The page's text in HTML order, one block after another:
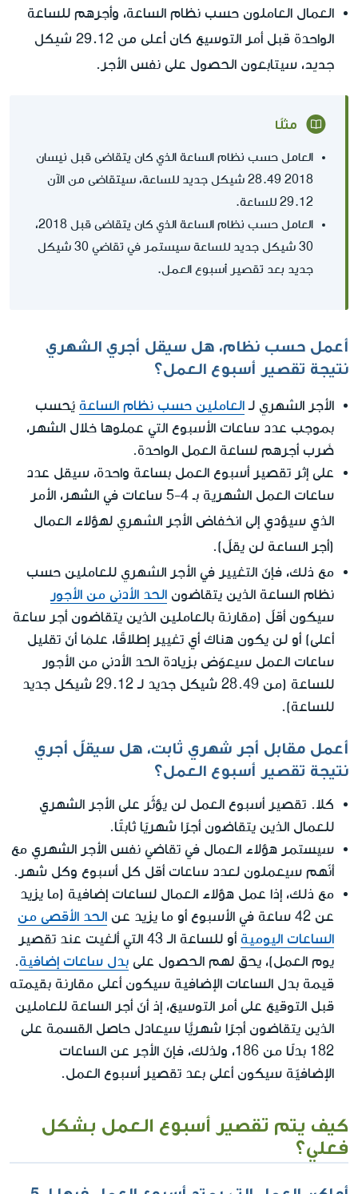
العمال العاملون حسب نظام الساعة، وأجرهم للساعة
الواحدة قبل أمر التوسيع كان
أعلى من 29.12 شيكل
جديد، سيتابعون الحصول على نفس الأجر.
مثلًا
العامل حسب نظام الساعة الذي كان يتقاضى قبل نيسان
2018 28.49 شيكل جديد للساعة، سيتقاضى من الآن
29.12 للساعة.
العامل حسب نظام الساعة الذي كان يتقاضى قبل 2018،
30 شيكل جديد للساعة سيستمر في تقاضي 30 شيكل
جديد بعد تقصير أسبوع العمل.
أعمل حسب نظام، هل سيقل أجري الشهري
نتيجة تقصير أسبوع العمل؟
الأجر الشهري لـ العاملين حسب نظام الساعة يُحسب
بموجب عدد ساعات الأسبوع التي عملوها خلال الشهر،
ضَرب أجرهم لساعة العمل الواحدة.
على إثر تقصير أسبوع العمل بساعة واحدة، سيقل عدد
ساعات العمل الشهرية بـ 4-5 ساعات في الشهر، الأمر
الذي سيؤدي إلى انخفاض الأجر الشهري لهؤلاء العمال
(أجر الساعة لن يقلّ).
مع ذلك، فإنّ التغيير في الأجر الشهري للعاملين حسب
نظام الساعة الذين يتقاضون الحد الأدنى من الأجور
سيكون أقلّ (مقارنة بالعاملين الذين يتقاضون أجر ساعة
أعلى) أو لن يكون هناك أي تغيير إطلاقًا، علمَا أنّ تقليل
ساعات العمل سيعوّض بزيادة الحد الأدنى من الأجور
للساعة (من 28.49 شيكل جديد لـ 29.12 شيكل جديد
للساعة).
أعمل مقابل أجر شهري ثابت، هل سيقلّ أجري
نتيجة تقصير أسبوع العمل؟
كلا. تقصير أسبوع العمل لن يؤثّر على الأجر الشهري
للعمال الذين يتقاضون أجرًا شهريًا ثابتًا.
سيستمر هؤلاء العمال في تقاضي نفس الأجر الشهري مع
أنّهم سيعملون لعدد ساعات أقل كل أسبوع وكل شهر.
مع ذلك، إذا عمل هؤلاء العمال لساعات إضافية (ما يزيد
عن 42 ساعة في الأسبوع أو ما يزيد عن
الحد الأقصى من
الساعات اليومية
أو للساعة الـ 43 التي ألغيت عند تقصير
يوم العمل)، يحق لهم الحصول على بدل ساعات إضافية.
قيمة بدل الساعات الإضافية سيكون أعلى مقارنة بقيمته
قبل التوقيع على أمر التوسيع، إذ أنّ أجر الساعة للعاملين
الذين يتقاضون أجرًا شهريًّا سيعادل حاصل القسمة على
182 بدلًا من 186، ولذلك، فإنّ الأجر عن الساعات
الإضافيّة سيكون أعلى بعد تقصير أسبوع العمل.
كيف يتم تقصير أسبوع العمل بشكل
فعلي؟
أماكن العمل التي يمتد أسبوع العمل فيها لـ 5